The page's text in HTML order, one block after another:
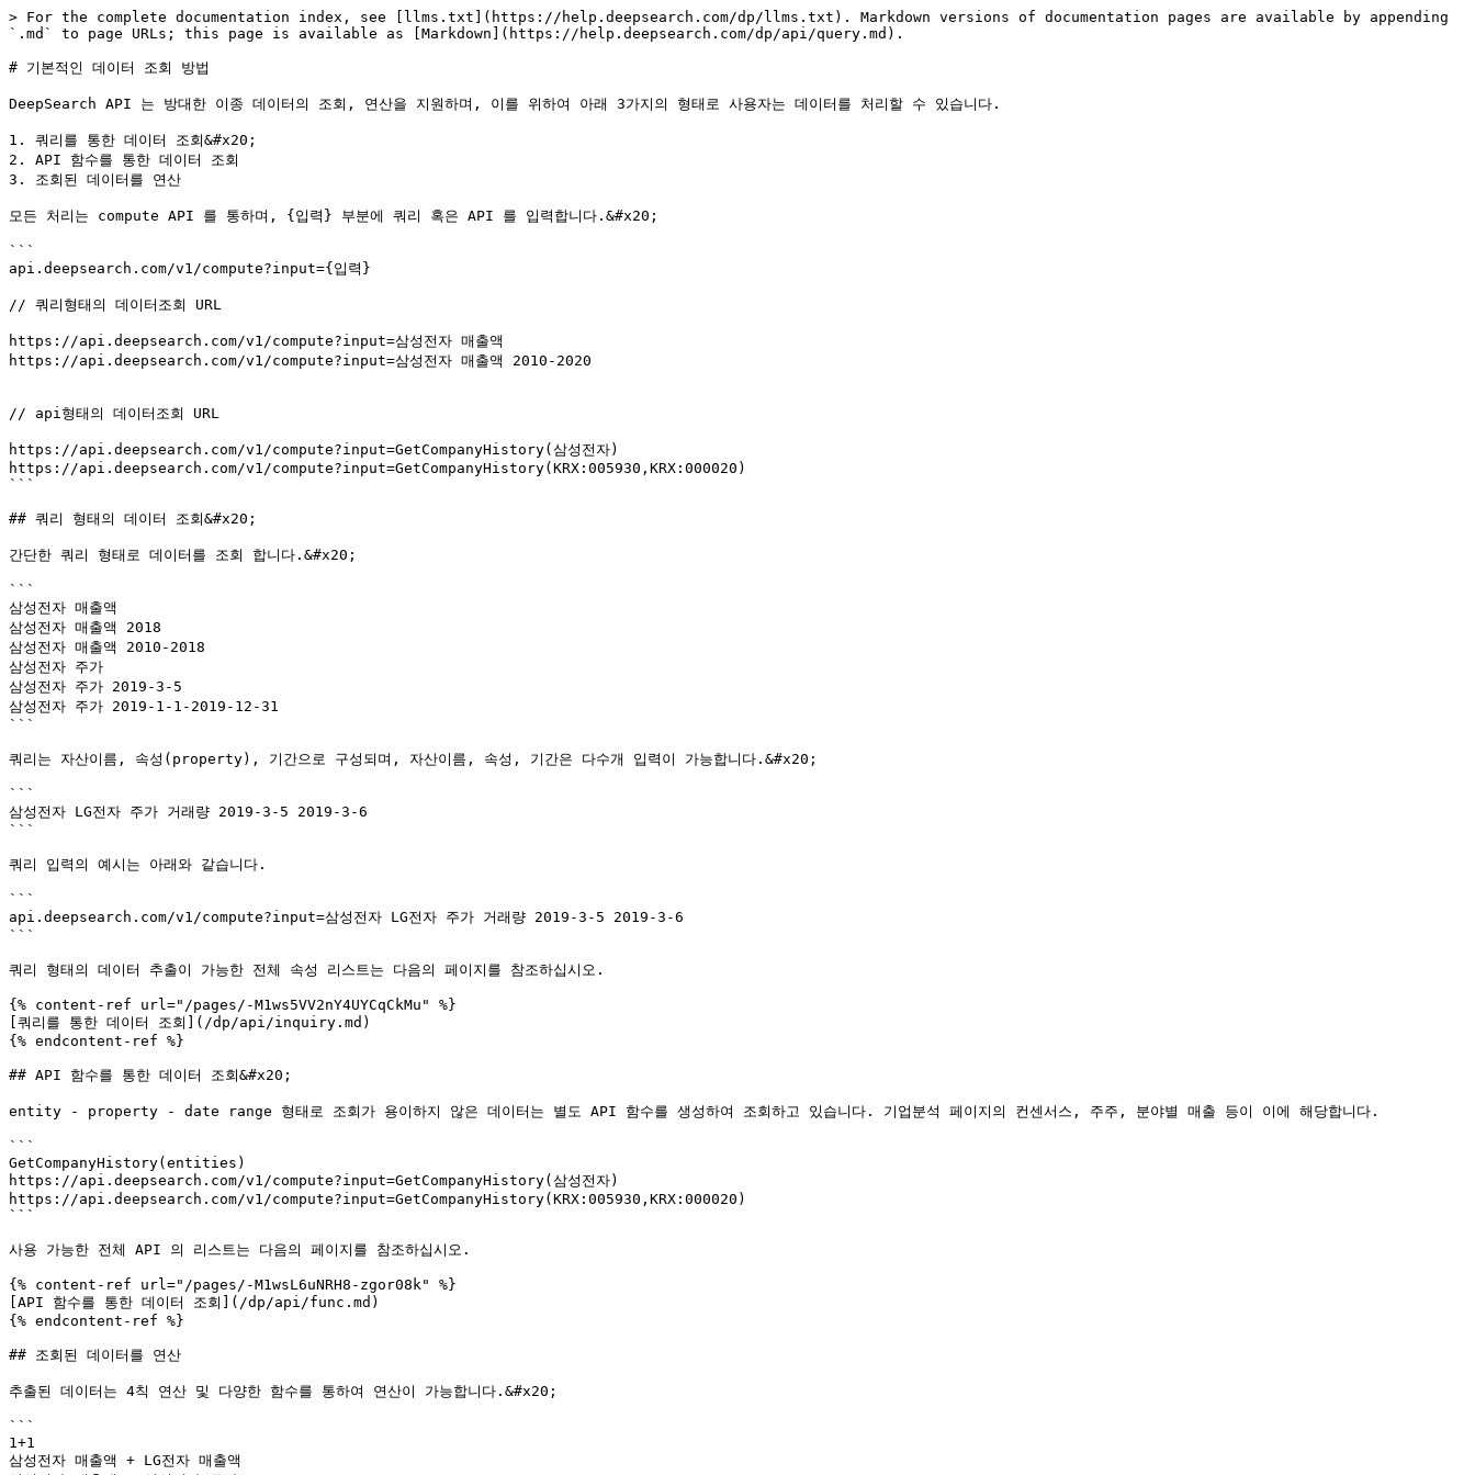
> For the complete documentation index, see [llms.txt](https://help.deepsearch.com/dp/llms.txt). Markdown versions of documentation pages are available by appending
`.md` to page URLs; this page is available as [Markdown](https://help.deepsearch.com/dp/api/query.md).
# 기본적인 데이터 조회 방법
DeepSearch API 는 방대한 이종 데이터의 조회, 연산을 지원하며, 이를 위하여 아래 3가지의 형태로 사용자는 데이터를 처리할 수 있습니다.
1. 쿼리를 통한 데이터 조회&#x20;
2. API 함수를 통한 데이터 조회
3. 조회된 데이터를 연산
모든 처리는 compute API 를 통하며, {입력} 부분에 쿼리 혹은 API 를 입력합니다.&#x20;
```
api.deepsearch.com/v1/compute?input={입력}
// 쿼리형태의 데이터조회 URL
https://api.deepsearch.com/v1/compute?input=삼성전자 매출액
https://api.deepsearch.com/v1/compute?input=삼성전자 매출액 2010-2020
// api형태의 데이터조회 URL
https://api.deepsearch.com/v1/compute?input=GetCompanyHistory(삼성전자)
https://api.deepsearch.com/v1/compute?input=GetCompanyHistory(KRX:005930,KRX:000020)
```
## 쿼리 형태의 데이터 조회&#x20;
간단한 쿼리 형태로 데이터를 조회 합니다.&#x20;
```
삼성전자 매출액
삼성전자 매출액 2018
삼성전자 매출액 2010-2018
삼성전자 주가
삼성전자 주가 2019-3-5
삼성전자 주가 2019-1-1-2019-12-31
```
쿼리는 자산이름, 속성(property), 기간으로 구성되며, 자산이름, 속성, 기간은 다수개 입력이 가능합니다.&#x20;
```
삼성전자 LG전자 주가 거래량 2019-3-5 2019-3-6
```
쿼리 입력의 예시는 아래와 같습니다.
```
api.deepsearch.com/v1/compute?input=삼성전자 LG전자 주가 거래량 2019-3-5 2019-3-6
```
쿼리 형태의 데이터 추출이 가능한 전체 속성 리스트는 다음의 페이지를 참조하십시오.
{% content-ref url="/pages/-M1ws5VV2nY4UYCqCkMu" %}
[쿼리를 통한 데이터 조회](/dp/api/inquiry.md)
{% endcontent-ref %}
## API 함수를 통한 데이터 조회&#x20;
entity - property - date range 형태로 조회가 용이하지 않은 데이터는 별도 API 함수를 생성하여 조회하고 있습니다. 기업분석 페이지의 컨센서스, 주주, 분야별 매출 등이 이에 해당합니다.
```
GetCompanyHistory(entities)
https://api.deepsearch.com/v1/compute?input=GetCompanyHistory(삼성전자)
https://api.deepsearch.com/v1/compute?input=GetCompanyHistory(KRX:005930,KRX:000020)
```
사용 가능한 전체 API 의 리스트는 다음의 페이지를 참조하십시오.
{% content-ref url="/pages/-M1wsL6uNRH8-zgor08k" %}
[API 함수를 통한 데이터 조회](/dp/api/func.md)
{% endcontent-ref %}
## 조회된 데이터를 연산
추출된 데이터는 4칙 연산 및 다양한 함수를 통하여 연산이 가능합니다.&#x20;
```
1+1
삼성전자 매출액 + LG전자 매출액